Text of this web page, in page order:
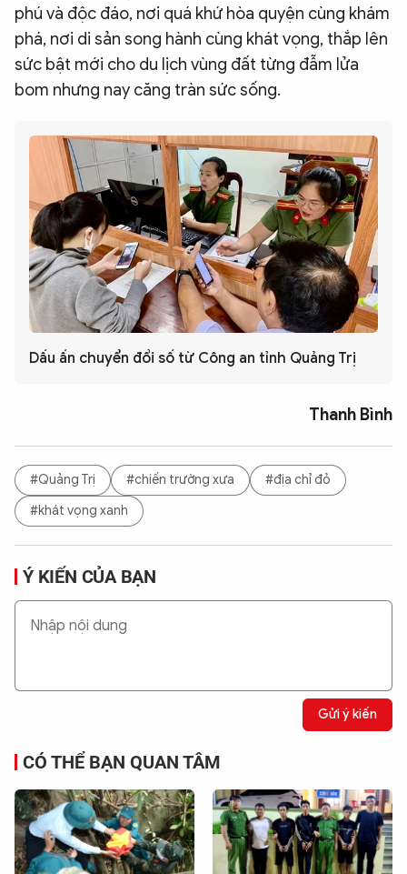
phú và độc đáo, nơi quá khứ hòa quyện cùng khám
phá, nơi di sản song hành cùng khát vọng, thắp lên
sức bật mới cho du lịch vùng đất từng đẫm lửa
bom nhưng nay căng tràn sức sống.
Dấu ấn chuyển đổi số từ Công an tỉnh Quảng Trị
Thanh Bình
#Quảng Trị #chiến trường xưa
#địa chỉ đỏ
#khát vọng xanh
Ý KIẾN CỦA BẠN
Gửi ý kiến
CÓ THỂ BẠN QUAN TÂM